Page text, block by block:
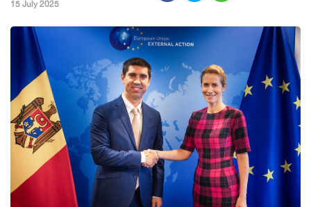
,15 July 2025